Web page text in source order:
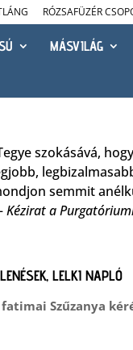
RÓZSAFÜZÉR
MÁSVILÁG
szokásává,
semmit
Kézirat a
LELKI NAPLÓ
fatimai Szűzanya